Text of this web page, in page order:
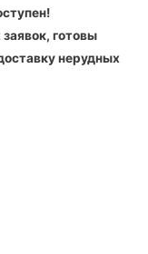
готовы
нерудных